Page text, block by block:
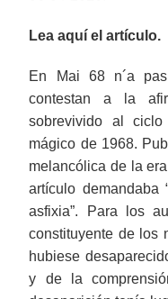
Lea aquí el artículo.
En Mai 68 n´a
contestan a la
sobrevivido al
mágico de 1968.
melancólica de la era
artículo
asfixia”. Para los
constituyente de los
hubiese
y de la